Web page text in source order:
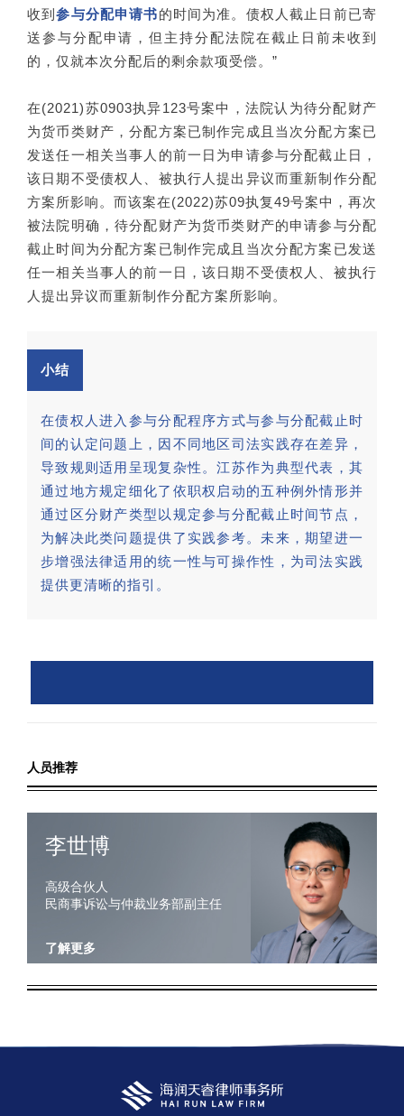
收到参与分配申请书的时间为准。债权人截止日前已寄
送参与分配申请，但主持分配法院在截止日前未收到
的，仅就本次分配后的剩余款项受偿。”
在(2021)苏0903执异123号案中，法院认为待分配财产
为货币类财产，分配方案已制作完成且当次分配方案已
发送任一相关当事人的前一日为申请参与分配截止日，
该日期不受债权人、被执行人提出异议而重新制作分配
方案所影响。而该案在(2022)苏09执复49号案中，再次
被法院明确，待分配财产为货币类财产的申请参与分配
截止时间为分配方案已制作完成且当次分配方案已发送
任一相关当事人的前一日，该日期不受债权人、被执行
人提出异议而重新制作分配方案所影响。
小结
在债权人进入参与分配程序方式与参与分配截止时
间的认定问题上，因不同地区司法实践存在差异，
导致规则适用呈现复杂性。江苏作为典型代表，其
通过地方规定细化了依职权启动的五种例外情形并
通过区分财产类型以规定参与分配截止时间节点，
为解决此类问题提供了实践参考。未来，期望进一
步增强法律适用的统一性与可操作性，为司法实践
提供更清晰的指引。
人员推荐
李世博
高级合伙人
民商事诉讼与仲裁业务部副主任
了解更多